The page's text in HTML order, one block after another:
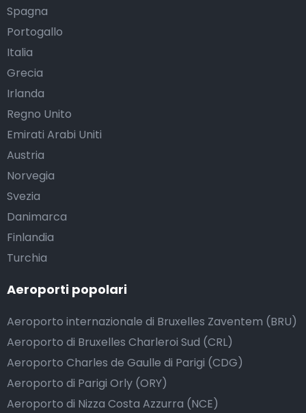
Spagna
Portogallo
Italia
Grecia
Irlanda
Regno Unito
Emirati Arabi Uniti
Austria
Norvegia
Svezia
Danimarca
Finlandia
Turchia
Aeroporti popolari
Aeroporto internazionale di Bruxelles Zaventem (BRU)
Aeroporto di Bruxelles Charleroi Sud (CRL)
Aeroporto Charles de Gaulle di Parigi (CDG)
Aeroporto di Parigi Orly (ORY)
Aeroporto di Nizza Costa Azzurra (NCE)